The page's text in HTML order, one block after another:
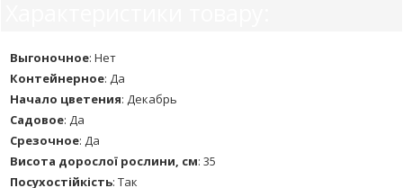
Выгоночное: Нет
Контейнерное: Да
Начало цветения: Декабрь
Садовое: Да
Срезочное: Да
Висота дорослої рослини, см: 35
Посухостійкість: Так